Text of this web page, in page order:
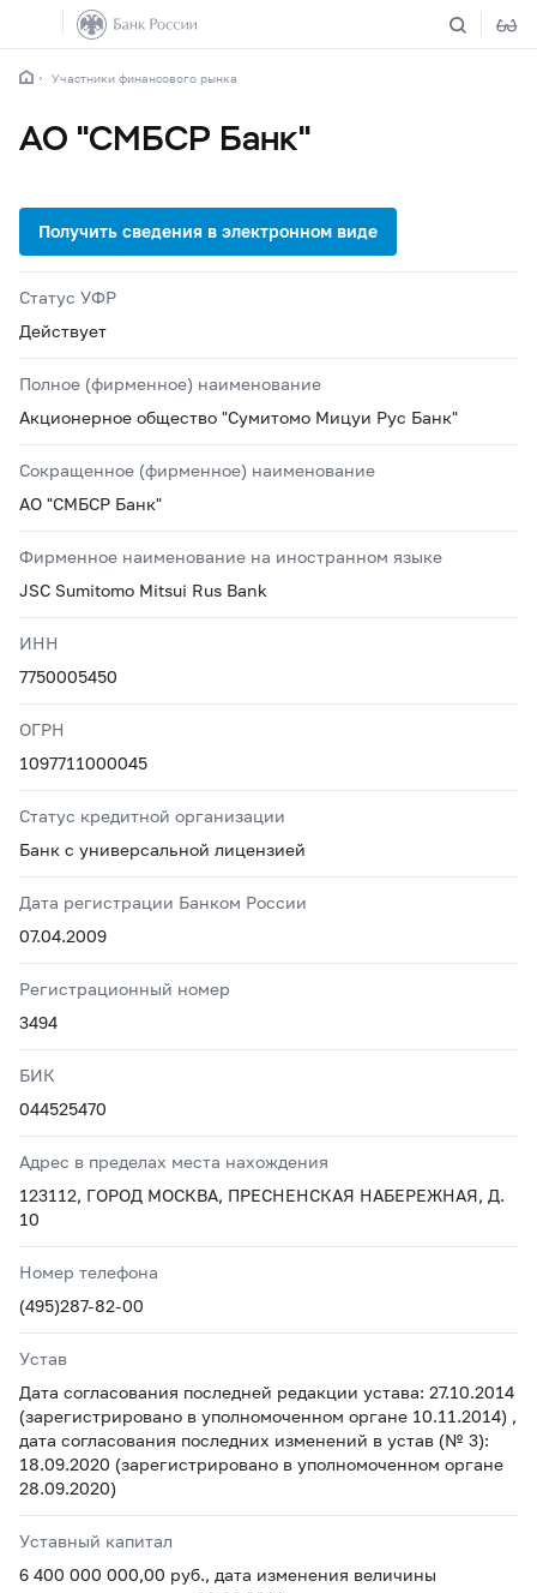
Участники финансового рынка
АО "СМБСР Банк"
Статус УФР
Действует
Полное (фирменное) наименование
Акционерное общество "Сумитомо Мицуи Рус Банк"
Сокращенное (фирменное) наименование
АО "СМБСР Банк"
Фирменное наименование на иностранном языке
JSC Sumitomo Mitsui Rus Bank
ИНН
7750005450
ОГРН
1097711000045
Статус кредитной организации
Банк с универсальной лицензией
Дата регистрации Банком России
07.04.2009
Регистрационный номер
3494
БИК
044525470
Адрес в пределах места нахождения
123112, ГОРОД МОСКВА, ПРЕСНЕНСКАЯ НАБЕРЕЖНАЯ, Д.
10
Номер телефона
(495)287-82-00
Устав
Дата согласования последней редакции устава: 27.10.2014
(зарегистрировано в уполномоченном органе 10.11.2014) ,
дата согласования последних изменений в устав (№ 3):
18.09.2020 (зарегистрировано в уполномоченном органе
28.09.2020)
Уставный капитал
6 400 000 000,00 руб., дата изменения величины